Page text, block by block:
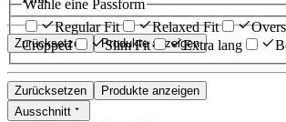
Zurücksetzen Produkte anzeigen
Wähle eine Passform
Regular Fit
Relaxed Fit
Cropped
Slim Fit Extra lang
Zurücksetzen
Produkte anzeigen
Ausschnitt